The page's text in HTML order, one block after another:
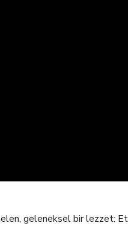
geleneksel bir lezzet: